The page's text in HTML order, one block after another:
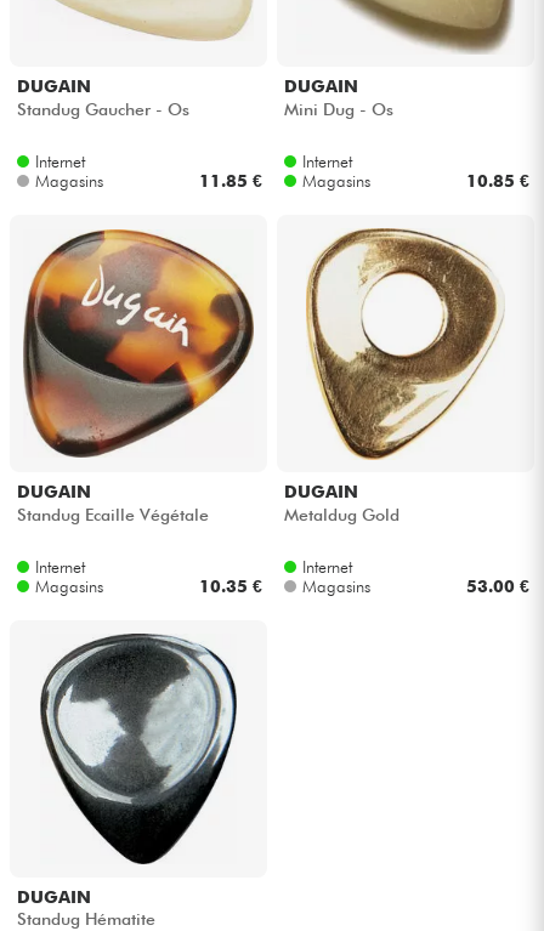
DUGAIN
Standug Gaucher - Os
Internet
Magasins
11.85 €
DUGAIN
Mini Dug - Os
Internet
Magasins
10.85 €
DUGAIN
Standug Ecaille Végétale
Internet
Magasins
10.35 €
DUGAIN
Metaldug Gold
Internet
Magasins
53.00 €
DUGAIN
Standug Hématite